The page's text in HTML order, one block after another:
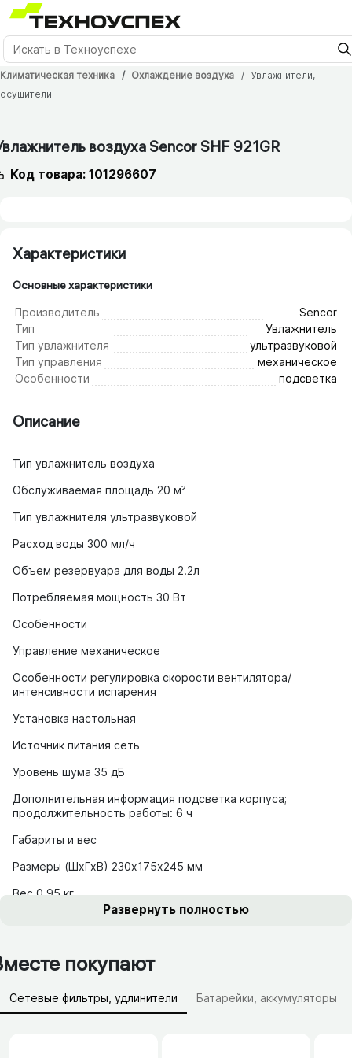
Климатическая техника Охлаждение воздуха
Увлажнители,
осушители
воздуха Sencor SHF 921GR
Код товара: 101296607
Характеристики
Основные характеристики
Производитель
Sencor
Тип
Увлажнитель
Тип увлажнителя
ультразвуковой
Тип управления
механическое
Особенности
подсветка
Описание
Тип увлажнитель воздуха
Обслуживаемая площадь 20 м²
Тип увлажнителя ультразвуковой
Расход воды 300 мл/ч
Объем резервуара для воды 2.2л
Потребляемая мощность 30 Вт
Особенности
Управление механическое
Особенности регулировка скорости вентилятора/
интенсивности испарения
Установка настольная
Источник питания сеть
Уровень шума 35 дБ
Дополнительная информация подсветка корпуса;
продолжительность работы: 6 ч
Габариты и вес
Размеры (ШхГхВ) 230х175х245 мм
Вес 0.95 кг
Развернуть полностью
покупают
Сетевые фильтры, удлинители Батарейки, аккумуляторы